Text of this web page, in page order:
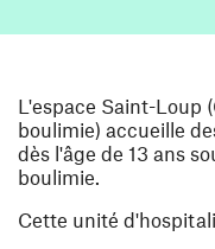
L'espace Saint-Loup
boulimie) accueille
dès l'âge de 13 ans
boulimie.
Cette unité